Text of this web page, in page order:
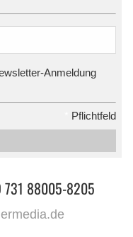
Anmeldung
Pflichtfeld
731 88005-8205